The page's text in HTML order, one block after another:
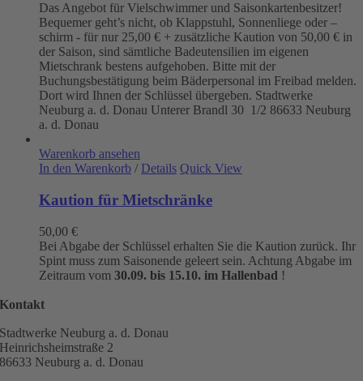
Das Angebot für Vielschwimmer und Saisonkartenbesitzer!
Bequemer geht’s nicht, ob Klappstuhl, Sonnenliege oder –
schirm - für nur 25,00 € + zusätzliche Kaution von 50,00 € in
der Saison, sind sämtliche Badeutensilien im eigenen
Mietschrank bestens aufgehoben. Bitte mit der
Buchungsbestätigung beim Bäderpersonal im Freibad melden.
Dort wird Ihnen der Schlüssel übergeben. Stadtwerke
Neuburg a. d. Donau Unterer Brandl 30 1/2 86633 Neuburg
a. d. Donau
Warenkorb ansehen
In den Warenkorb / Details Quick View
Kaution für Mietschränke
50,00 €
Bei Abgabe der Schlüssel erhalten Sie die Kaution zurück. Ihr
Spint muss zum Saisonende geleert sein. Achtung Abgabe im
Zeitraum vom 30.09. bis 15.10. im Hallenbad !
Kontakt
Stadtwerke Neuburg a. d. Donau
Heinrichsheimstraße 2
86633 Neuburg a. d. Donau